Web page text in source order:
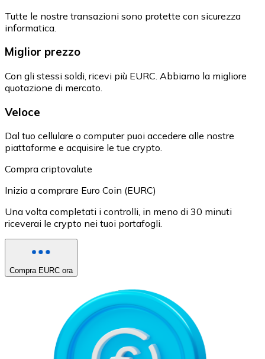
Tutte le nostre transazioni sono protette con sicurezza
informatica.
Miglior prezzo
Con gli stessi soldi, ricevi più EURC. Abbiamo la migliore
quotazione di mercato.
Veloce
Dal tuo cellulare o computer puoi accedere alle nostre
piattaforme e acquisire le tue crypto.
Compra criptovalute
Inizia a comprare Euro Coin (EURC)
Una volta completati i controlli, in meno di 30 minuti
riceverai le crypto nei tuoi portafogli.
Compra EURC ora